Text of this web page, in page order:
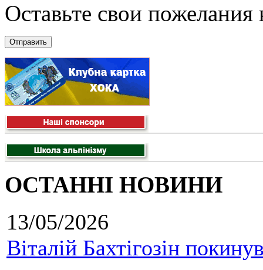
Оставьте свои пожелания
ОСТАННІ НОВИНИ
13/05/2026
Віталій Бахтігозін